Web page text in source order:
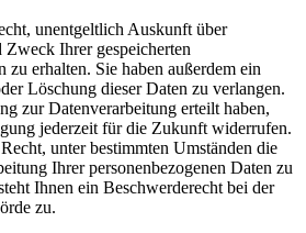
unentgeltlich Auskunft über
Ihrer gespeicherten
zu erhalten. Sie haben außerdem ein
Löschung dieser Daten zu verlangen.
zur Datenverarbeitung erteilt haben,
jederzeit für die Zukunft widerrufen.
unter bestimmten Umständen die
Ihrer personenbezogenen Daten zu
Ihnen ein Beschwerderecht bei der
zu.